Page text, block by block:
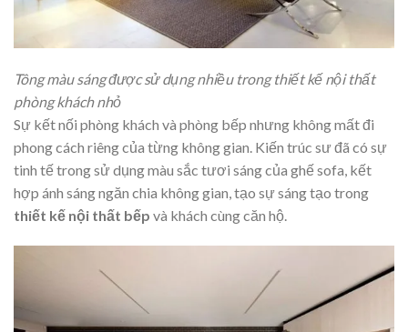
Tông màu sáng được sử dụng nhiều trong thiết kế nội thất
phòng khách nhỏ
Sự kết nối phòng khách và phòng bếp nhưng không mất đi
phong cách riêng của từng không gian. Kiến trúc sư đã có sự
tinh tế trong sử dụng màu sắc tươi sáng của ghế sofa, kết
hợp ánh sáng ngăn chia không gian, tạo sự sáng tạo trong
thiết kế nội thất bếp và khách cùng căn hộ.